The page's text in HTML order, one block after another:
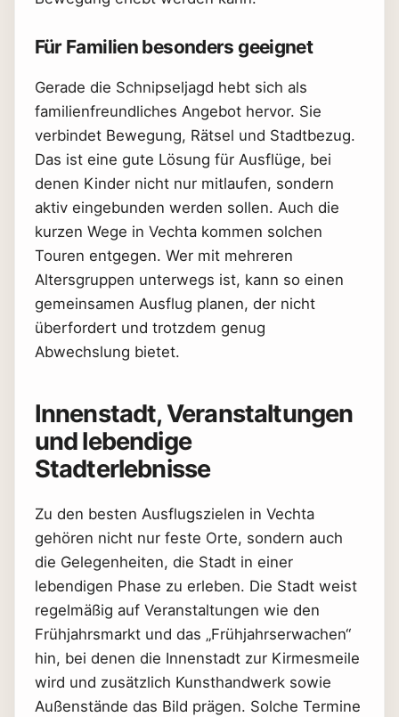
Für Familien besonders geeignet
Gerade die Schnipseljagd hebt sich als
familienfreundliches Angebot hervor. Sie
verbindet Bewegung, Rätsel und Stadtbezug.
Das ist eine gute Lösung für Ausflüge, bei
denen Kinder nicht nur mitlaufen, sondern
aktiv eingebunden werden sollen. Auch die
kurzen Wege in Vechta kommen solchen
Touren entgegen. Wer mit mehreren
Altersgruppen unterwegs ist, kann so einen
gemeinsamen Ausflug planen, der nicht
überfordert und trotzdem genug
Abwechslung bietet.
Innenstadt, Veranstaltungen
und lebendige
Stadterlebnisse
Zu den besten Ausflugszielen in Vechta
gehören nicht nur feste Orte, sondern auch
die Gelegenheiten, die Stadt in einer
lebendigen Phase zu erleben. Die Stadt weist
regelmäßig auf Veranstaltungen wie den
Frühjahrsmarkt und das „Frühjahrserwachen“
hin, bei denen die Innenstadt zur Kirmesmeile
wird und zusätzlich Kunsthandwerk sowie
Außenstände das Bild prägen. Solche Termine